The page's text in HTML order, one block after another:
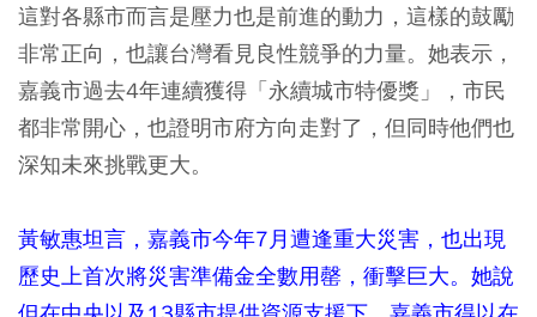
這對各縣市而言是壓力也是前進的動力，這樣的鼓勵
非常正向，也讓台灣看見良性競爭的力量。她表示，
嘉義市過去4年連續獲得「永續城市特優獎」，市民
都非常開心，也證明市府方向走對了，但同時他們也
深知未來挑戰更大。
黃敏惠坦言，嘉義市今年7月遭逢重大災害，也出現
歷史上首次將災害準備金全數用罄，衝擊巨大。她說